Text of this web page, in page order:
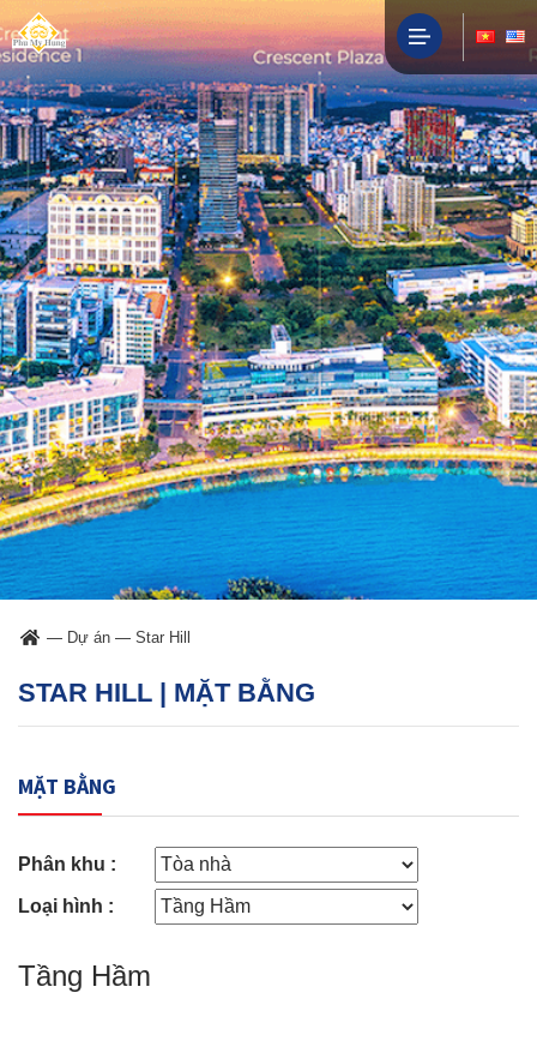
— Dự án — Star Hill
STAR HILL | MẶT BẰNG
MẶT BẰNG
Phân khu :
Loại hình :
Tầng Hầm